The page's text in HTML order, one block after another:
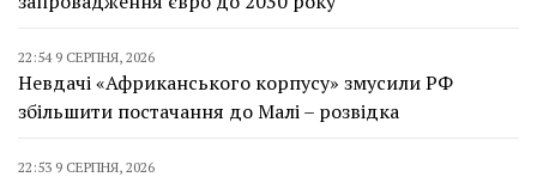
22:54 9 СЕРПНЯ, 2026
Невдачі «Африканського корпусу» змусили РФ
збільшити постачання до Малі – розвідка
22:53 9 СЕРПНЯ, 2026